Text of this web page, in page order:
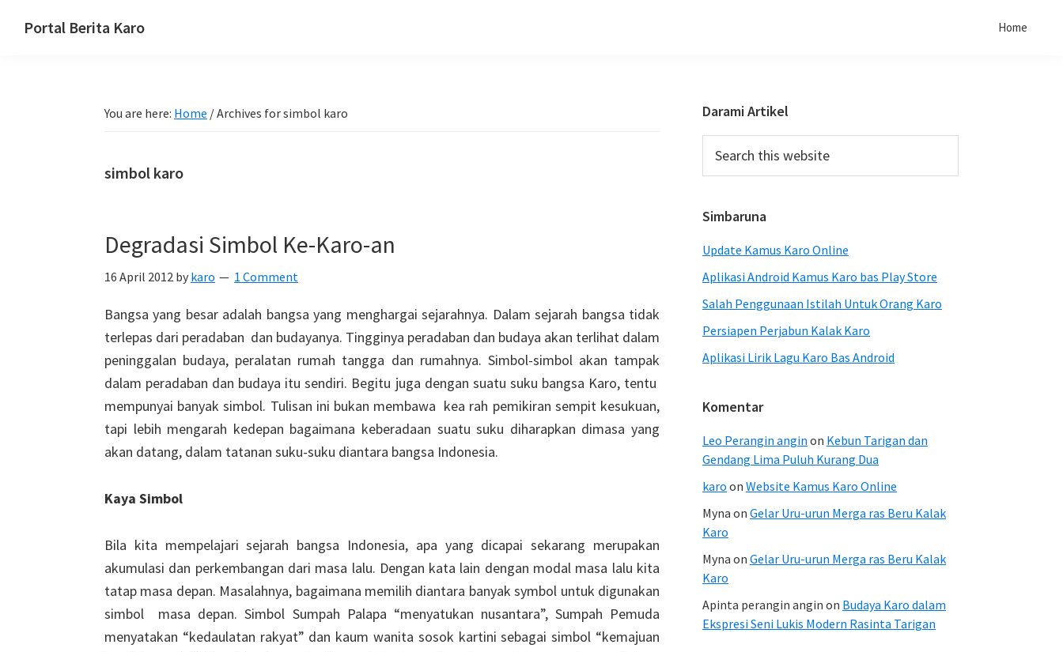
Portal Berita Karo Home
You are here: Home /Archives for simbol karo
simbol karo
Degradasi Simbol Ke-Karo-an
16 April 2012 by karo 1 Comment
Bangsa yang besar adalah bangsa yang menghargai sejarahnya. Dalam sejarah bangsa tidak
terlepas dari peradaban dan budayanya. Tingginya peradaban dan budaya akan terlihat dalam
peninggalan budaya, peralatan rumah tangga dan rumahnya. Simbol-simbol akan tampak
dalam peradaban dan budaya itu sendiri. Begitu juga dengan suatu suku bangsa Karo, tentu
mempunyai banyak simbol. Tulisan ini bukan membawa kea rah pemikiran sempit kesukuan,
tapi lebih mengarah kedepan bagaimana keberadaan suatu suku diharapkan dimasa yang
akan datang, dalam tatanan suku-suku diantara bangsa Indonesia.
Kaya Simbol
Bila kita mempelajari sejarah bangsa Indonesia, apa yang dicapai sekarang merupakan
akumulasi dan perkembangan dari masa lalu. Dengan kata lain dengan modal masa lalu kita
tatap masa depan. Masalahnya, bagaimana memilih diantara banyak symbol untuk digunakan
simbol masa depan. Simbol Sumpah Palapa “menyatukan nusantara”, Sumpah Pemuda
menyatakan “kedaulatan rakyat” dan kaum wanita sosok kartini sebagai simbol “kemajuan
Primary
Sidebar
Darami Artikel
this
Simbaruna
Update Kamus Karo Online
Aplikasi Android Kamus Karo bas Play Store
Salah Penggunaan Istilah Untuk Orang Karo
Persiapen Perjabun Kalak Karo
Aplikasi Lirik Lagu Karo Bas Android
Komentar
Leo Perangin angin on Kebun Tarigan dan
Gendang Lima Puluh Kurang Dua
karo on Website Kamus Karo Online
Myna on Gelar Uru-urun Merga ras Beru Kalak
Karo
Myna on Gelar Uru-urun Merga ras Beru Kalak
Karo
Apinta perangin angin on Budaya Karo dalam
Ekspresi Seni Lukis Modern Rasinta Tarigan